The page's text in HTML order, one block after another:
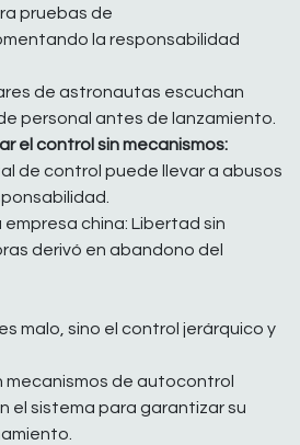
pruebas de
la responsabilidad
de astronautas escuchan
personal antes de lanzamiento.
el control sin mecanismos:
de control puede llevar a abusos
empresa china: Libertad sin
derivó en abandono del
malo, sino el control jerárquico y
mecanismos de autocontrol
el sistema para garantizar su